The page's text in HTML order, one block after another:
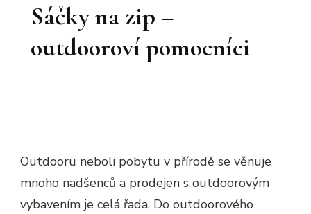
Sáčky na zip –
outdooroví pomocníci
Outdooru neboli pobytu v přírodě se věnuje
mnoho nadšenců a prodejen s outdoorovým
vybavením je celá řada. Do outdoorového